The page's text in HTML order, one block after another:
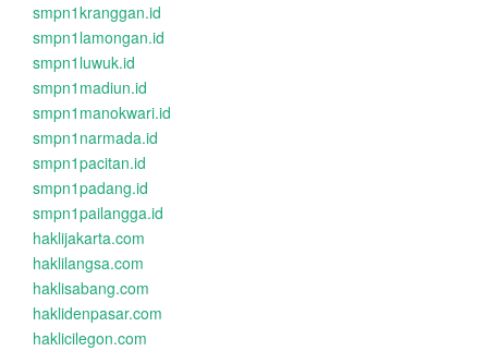
smpn1kranggan.id
smpn1lamongan.id
smpn1luwuk.id
smpn1madiun.id
smpn1manokwari.id
smpn1narmada.id
smpn1pacitan.id
smpn1padang.id
smpn1pailangga.id
haklijakarta.com
haklilangsa.com
haklisabang.com
haklidenpasar.com
haklicilegon.com